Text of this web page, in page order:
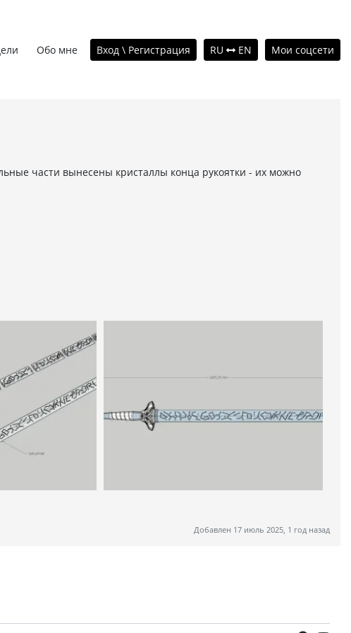
Обо мне Вход \ Регистрация RU EN Мои соцсети
части вынесены кристаллы конца рукоятки - их можно
Добавлен 17 июль 2025, 1 год назад